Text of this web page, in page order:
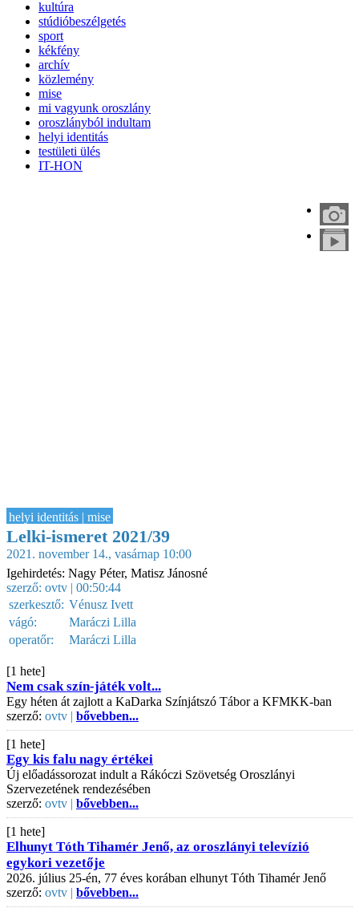
kultúra
stúdióbeszélgetés
sport
kékfény
archív
közlemény
mise
mi vagyunk oroszlány
oroszlányból indultam
helyi identitás
testületi ülés
IT-HON
helyi identitás | mise
Lelki-ismeret 2021/39
2021. november 14., vasárnap 10:00
Igehirdetés: Nagy Péter, Matisz Jánosné
szerző: ovtv | 00:50:44
szerkesztő: Vénusz Ivett
vágó:
Maráczi Lilla
operatőr:
Maráczi Lilla
[1 hete]
Nem csak szín-játék volt...
Egy héten át zajlott a KaDarka Színjátszó Tábor a KFMKK-ban
szerző: ovtv | bővebben...
[1 hete]
Egy kis falu nagy értékei
Új előadássorozat indult a Rákóczi Szövetség Oroszlányi
Szervezetének rendezésében
szerző: ovtv | bővebben...
[1 hete]
Elhunyt Tóth Tihamér Jenő, az oroszlányi televízió
egykori vezetője
2026. július 25-én, 77 éves korában elhunyt Tóth Tihamér Jenő
szerző: ovtv | bővebben...